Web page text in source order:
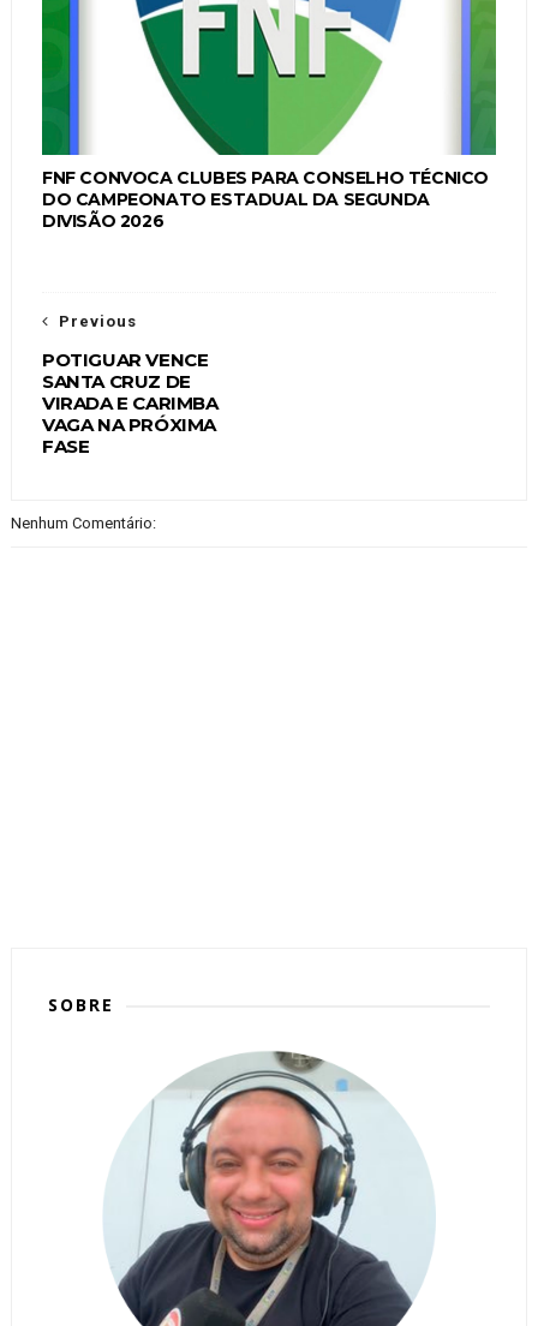
FNF CONVOCA CLUBES PARA CONSELHO TÉCNICO
DO CAMPEONATO ESTADUAL DA SEGUNDA
DIVISÃO 2026
Previous
POTIGUAR VENCE
SANTA CRUZ DE
VIRADA E CARIMBA
VAGA NA PRÓXIMA
FASE
Nenhum Comentário:
SOBRE